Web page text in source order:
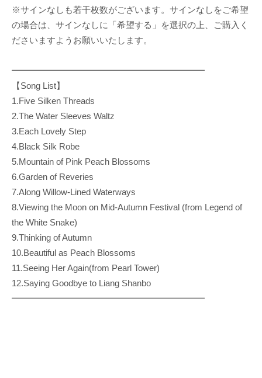
※サインなしも若干枚数がございます。サインなしをご希望
の場合は、サインなしに「希望する」を選択の上、ご購入く
ださいますようお願いいたします。
━━━━━━━━━━━━━━━━━━━━━━
【Song List】
1.Five Silken Threads
2.The Water Sleeves Waltz
3.Each Lovely Step
4.Black Silk Robe
5.Mountain of Pink Peach Blossoms
6.Garden of Reveries
7.Along Willow-Lined Waterways
8.Viewing the Moon on Mid-Autumn Festival (from Legend of
the White Snake)
9.Thinking of Autumn
10.Beautiful as Peach Blossoms
11.Seeing Her Again(from Pearl Tower)
12.Saying Goodbye to Liang Shanbo
━━━━━━━━━━━━━━━━━━━━━━